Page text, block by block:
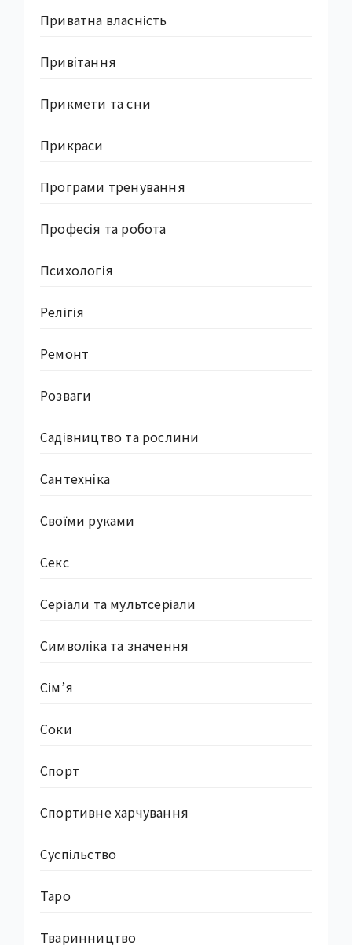
Приватна власність
Привітання
Прикмети та сни
Прикраси
Програми тренування
Професія та робота
Психологія
Релігія
Ремонт
Розваги
Садівництво та рослини
Сантехніка
Своїми руками
Секс
Серіали та мультсеріали
Символіка та значення
Сім’я
Соки
Спорт
Спортивне харчування
Суcпільство
Таро
Тваринництво